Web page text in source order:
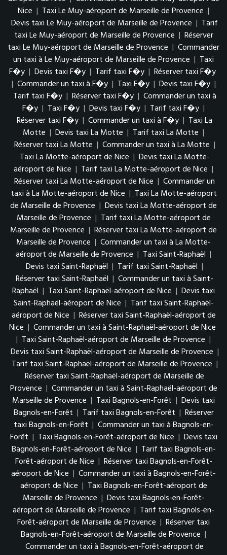
Nice | Taxi Le Muy-aéroport de Marseille de Provence |
Devis taxi Le Muy-aéroport de Marseille de Provence | Tarif
taxi Le Muy-aéroport de Marseille de Provence | Réserver
taxi Le Muy-aéroport de Marseille de Provence | Commander
un taxi à Le Muy-aéroport de Marseille de Provence | Taxi
F�y | Devis taxi F�y | Tarif taxi F�y | Réserver taxi F�y
| Commander un taxi à F�y | Taxi F�y | Devis taxi F�y |
Tarif taxi F�y | Réserver taxi F�y | Commander un taxi à
F�y | Taxi F�y | Devis taxi F�y | Tarif taxi F�y |
Réserver taxi F�y | Commander un taxi à F�y | Taxi La
Motte | Devis taxi La Motte | Tarif taxi La Motte |
Réserver taxi La Motte | Commander un taxi à La Motte |
Taxi La Motte-aéroport de Nice | Devis taxi La Motte-
aéroport de Nice | Tarif taxi La Motte-aéroport de Nice |
Réserver taxi La Motte-aéroport de Nice | Commander un
taxi à La Motte-aéroport de Nice | Taxi La Motte-aéroport
de Marseille de Provence | Devis taxi La Motte-aéroport de
Marseille de Provence | Tarif taxi La Motte-aéroport de
Marseille de Provence | Réserver taxi La Motte-aéroport de
Marseille de Provence | Commander un taxi à La Motte-
aéroport de Marseille de Provence | Taxi Saint-Raphaël |
Devis taxi Saint-Raphaël | Tarif taxi Saint-Raphaël |
Réserver taxi Saint-Raphaël | Commander un taxi à Saint-
Raphaël | Taxi Saint-Raphaël-aéroport de Nice | Devis taxi
Saint-Raphaël-aéroport de Nice | Tarif taxi Saint-Raphaël-
aéroport de Nice | Réserver taxi Saint-Raphaël-aéroport de
Nice | Commander un taxi à Saint-Raphaël-aéroport de Nice
| Taxi Saint-Raphaël-aéroport de Marseille de Provence |
Devis taxi Saint-Raphaël-aéroport de Marseille de Provence |
Tarif taxi Saint-Raphaël-aéroport de Marseille de Provence |
Réserver taxi Saint-Raphaël-aéroport de Marseille de
Provence | Commander un taxi à Saint-Raphaël-aéroport de
Marseille de Provence | Taxi Bagnols-en-Forêt | Devis taxi
Bagnols-en-Forêt | Tarif taxi Bagnols-en-Forêt | Réserver
taxi Bagnols-en-Forêt | Commander un taxi à Bagnols-en-
Forêt | Taxi Bagnols-en-Forêt-aéroport de Nice | Devis taxi
Bagnols-en-Forêt-aéroport de Nice | Tarif taxi Bagnols-en-
Forêt-aéroport de Nice | Réserver taxi Bagnols-en-Forêt-
aéroport de Nice | Commander un taxi à Bagnols-en-Forêt-
aéroport de Nice | Taxi Bagnols-en-Forêt-aéroport de
Marseille de Provence | Devis taxi Bagnols-en-Forêt-
aéroport de Marseille de Provence | Tarif taxi Bagnols-en-
Forêt-aéroport de Marseille de Provence | Réserver taxi
Bagnols-en-Forêt-aéroport de Marseille de Provence |
Commander un taxi à Bagnols-en-Forêt-aéroport de